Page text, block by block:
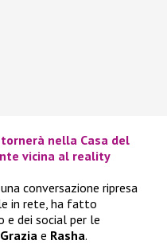
nella Casa del
vicina al reality
conversazione ripresa
in rete, ha fatto
e dei social per le
Grazia e Rasha.